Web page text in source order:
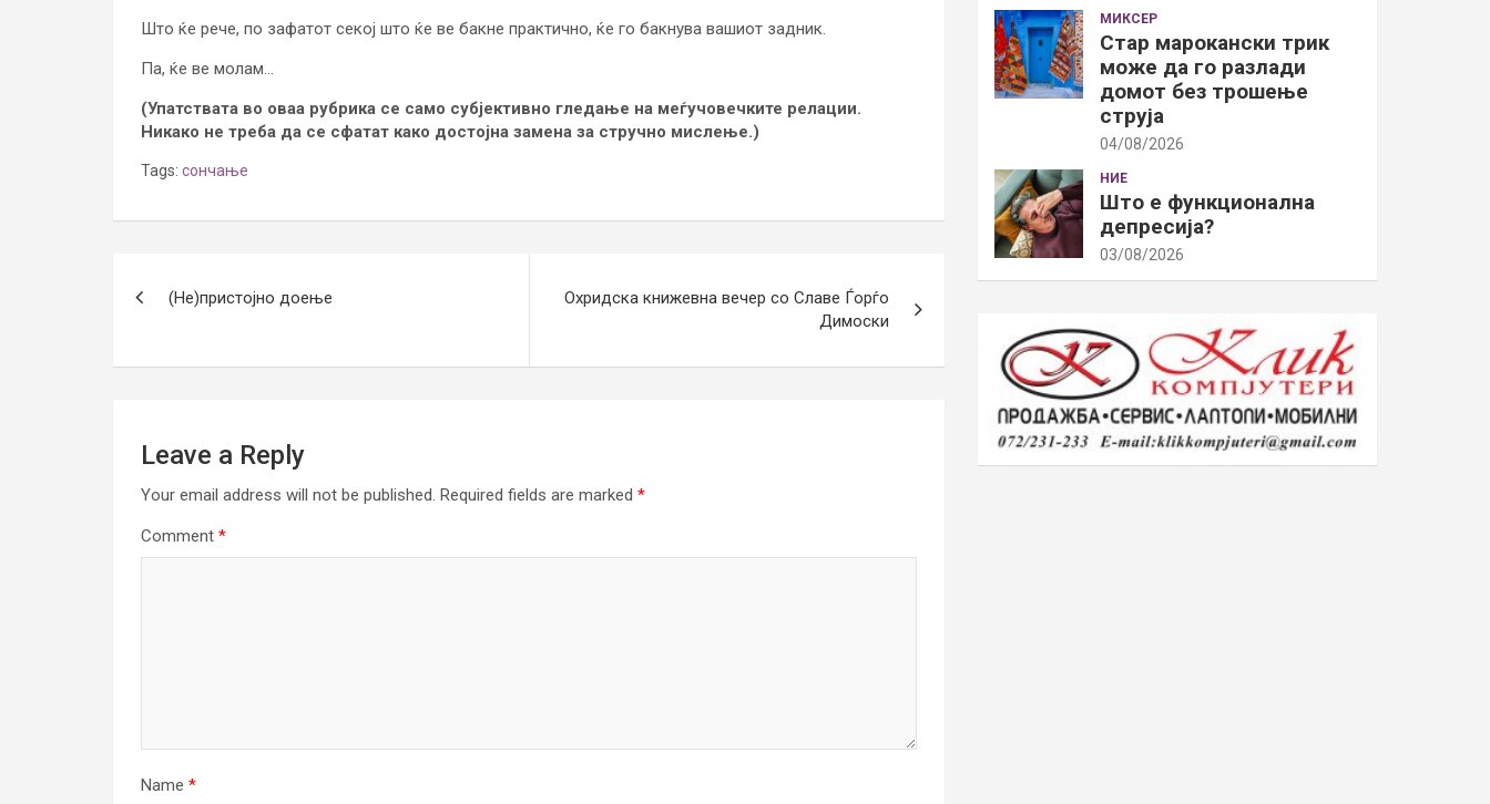
Што ќе рече, по зафатот секој што ќе ве бакне практично, ќе го бакнува вашиот задник.
Па, ќе ве молам…
(Упатствата во оваа рубрика се само субјективно гледање на меѓучовечките релации.
Никако не треба да се сфатат како достојна замена за стручно мислење.)
Tags: сончање
navigation
(Не)пристојно доење
Охридска книжевна вечер со Славе Ѓорѓо
Димоски
Leave a Reply
Your email address will not be published. Required fields are marked *
Comment *
Name *
МИКСЕР
Стар марокански трик
може да го разлади
домот без трошење
струја
04/08/2026
НИЕ
Што е функционална
депресија?
03/08/2026